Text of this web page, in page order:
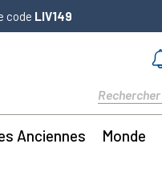
code LIV149
Anciennes Monde